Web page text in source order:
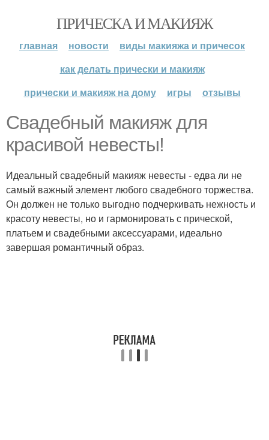
ПРИЧЕСКА И МАКИЯЖ
главная новости
виды макияжа и причесок
как делать прически и макияж
прически и макияж на дому
игры отзывы
Свадебный макияж для
красивой невесты!
Идеальный свадебный макияж невесты - едва ли не
самый важный элемент любого свадебного торжества.
Он должен не только выгодно подчеркивать нежность и
красоту невесты, но и гармонировать с прической,
платьем и свадебными аксессуарами, идеально
завершая романтичный образ.